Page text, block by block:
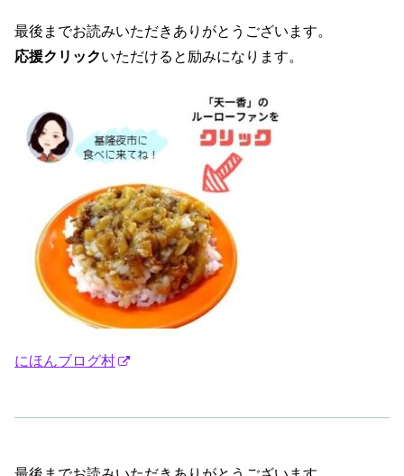
最後までお読みいただきありがとうございます。
応援クリックいただけると励みになります。
にほんブログ村